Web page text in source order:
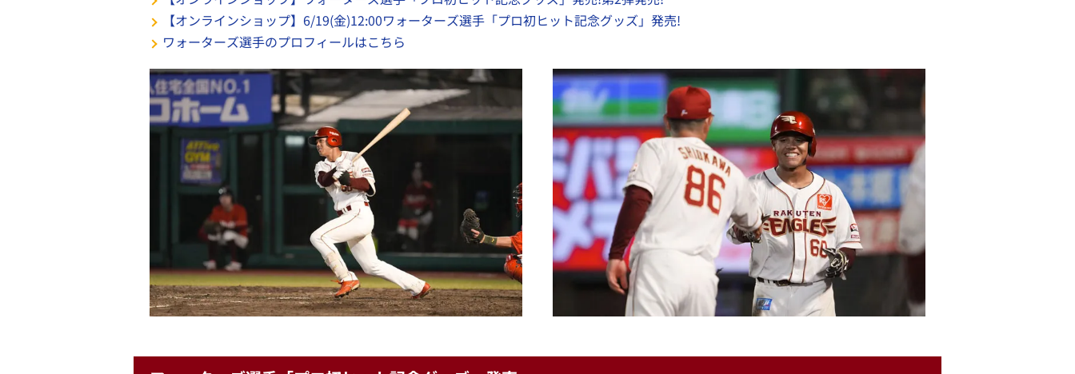
【オンラインショップ】6/19(金)12:00ワォーターズ選手「プロ初ヒット記念グッズ」発売!
ワォーターズ選手のプロフィールはこちら